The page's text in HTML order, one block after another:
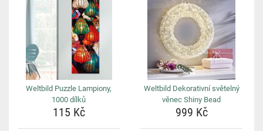
Weltbild Puzzle Lampiony,
1000 dílků
115 Kč
Weltbild Dekorativní světelný
věnec Shiny Bead
999 Kč